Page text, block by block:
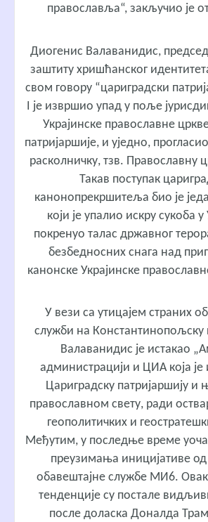
православља“, закључио је
Диогенис Валаванидис,
заштиту хришћанског
свом говору “цариградски
I је извршио упад у поље
Украјинске православне
патријаршије, и уједно,
расколничку, тзв. Православну
Такав поступак
канонопрекршитеља био је
који је упалио искру сукоба
покренуо талас државног
безбедносних снага над
канонске Украјинске
У вези са утицајем страних
служби на Константинопољску
Валаванидис је истакао
администрацији и ЦИА која је
Цариградску патријаршију и
православном свету, ради
геополитичких и
Међутим, у последње време
преузимања иницијативе од
обавештајне службе МИ6.
тенденције су постале
после доласка Доналда